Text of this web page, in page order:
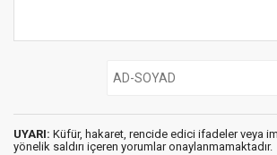
UYARI: Küfür, hakaret, rencide edici ifadeler veya
yönelik saldırı içeren yorumlar onaylanmamaktadır.